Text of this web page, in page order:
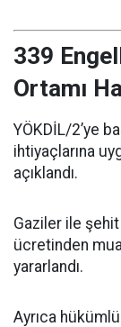
339
Ortamı
YÖKDİL/2’ye
ihtiyaçlarına
açıklandı.
Gaziler ile
ücretinden
yararlandı.
Ayrıca